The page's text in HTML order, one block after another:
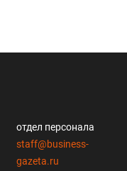
отдел персонала
staff@business-
gazeta.ru